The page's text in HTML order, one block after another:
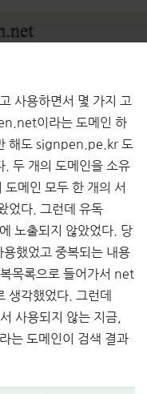
사용하면서 몇 가지 고
이라는 도메인 하
해도 signpen.pe.kr 도
. 두 개의 도메인을 소유
메인 모두 한 개의 서
었다. 그런데 유독
노출되지 않았었다. 당
했었고 중복되는 내용
목록으로 들어가서 net
생각했었다. 그런데
사용되지 않는 지금,
는 도메인이 검색 결과